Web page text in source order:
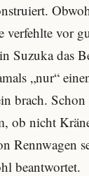
vor
Suzuka das
„nur“
brach. Schon
ob nicht
Rennwagen
beantwortet.